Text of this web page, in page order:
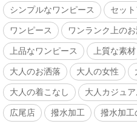
シンプルなワンピース セッ
ワンピース ワンランク上の
上品なワンピース 上質な素材
大人のお洒落 大人の女性
大人の着こなし 大人カジュ
広尾店 撥水加工 撥水加工